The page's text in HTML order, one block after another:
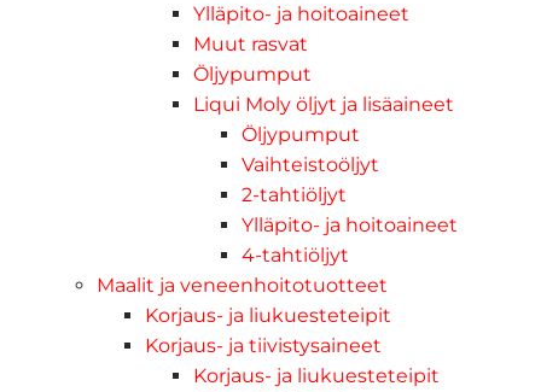
Ylläpito- ja hoitoaineet
Muut rasvat
Öljypumput
Liqui Moly öljyt ja lisäaineet
Öljypumput
Vaihteistoöljyt
2-tahtiöljyt
Ylläpito- ja hoitoaineet
4-tahtiöljyt
Maalit ja veneenhoitotuotteet
Korjaus- ja liukuesteteipit
Korjaus- ja tiivistysaineet
Korjaus- ja liukuesteteipit